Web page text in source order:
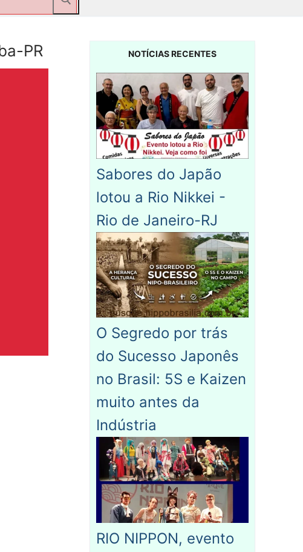
PR NOTÍCIAS RECENTES
Sabores do Japão
lotou a Rio Nikkei -
Rio de Janeiro-RJ
O Segredo por trás
do Sucesso Japonês
no Brasil: 5S e Kaizen
muito antes da
Indústria
RIO NIPPON, evento